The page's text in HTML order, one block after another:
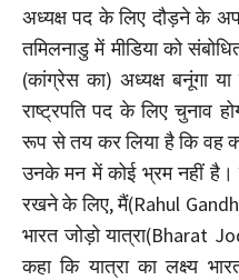
अध्यक्ष पद के लिए दौड़ने के
तमिलनाडु में मीडिया को
(कांग्रेस का) अध्यक्ष बनूंगा
राष्ट्रपति पद के लिए चुनाव
रूप से तय कर लिया है कि
उनके मन में कोई भ्रम नहीं है।
रखने के लिए, मैं(Rahul
भारत जोड़ो यात्रा(Bharat
कहा कि यात्रा का लक्ष्य